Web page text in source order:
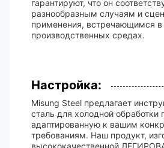
гарантируют, что он
разнообразным случаям и
применения, встречающимся
производственных средах.
Настройка:
Misung Steel предлагает
сталь для холодной
адаптированную к вашим
требованиям. Наш продукт,
высококачественной